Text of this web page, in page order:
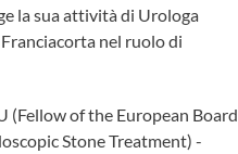
la sua attività di Urologa
Franciacorta nel ruolo di
(Fellow of the European Board
Stone Treatment) -